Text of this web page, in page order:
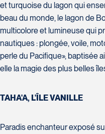
et turquoise du lagon qui
beau du monde, le lagon de
multicolore et lumineuse qui
nautiques : plongée, voile,
perle du Pacifique», baptisée
elle la magie des plus belles
TAHA'A, L'ÎLE VANILLE
Paradis enchanteur exposé
Voyages Action
230 Boulevard Sir-Wilfrid-
Beloeil
J3G 4G7
Tél :450-464-0363 / 1-800-
0363
Voyages CAA Place de la
2600 Boulevard Laurier
Place de la Cité
Québec
G1V 4T3
2439